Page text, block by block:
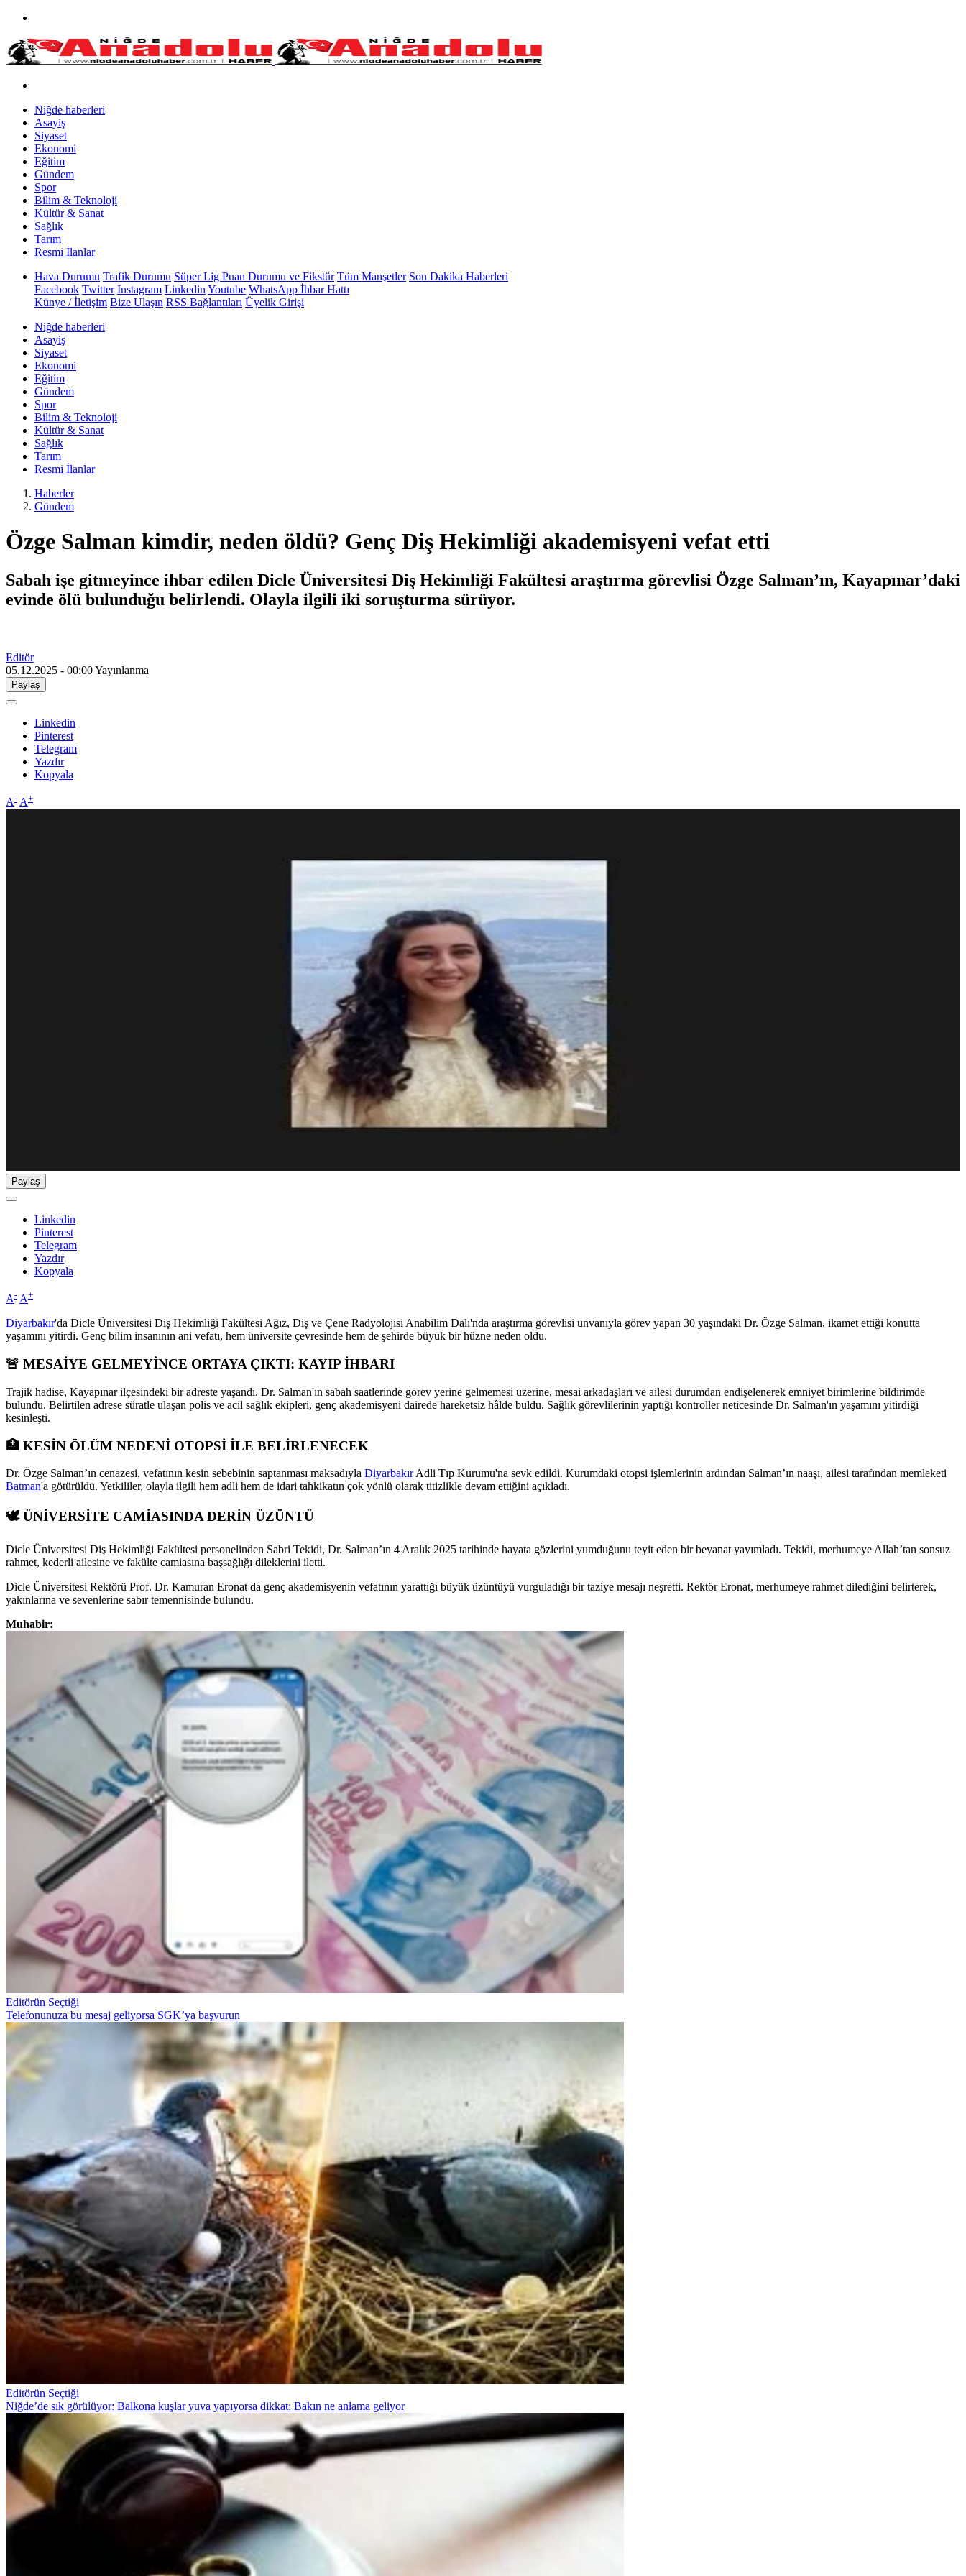
Niğde haberleri
Asayiş
Siyaset
Ekonomi
Eğitim
Gündem
Spor
Bilim & Teknoloji
Kültür & Sanat
Sağlık
Tarım
Resmi İlanlar
Hava Durumu Trafik Durumu Süper Lig Puan Durumu ve Fikstür Tüm Manşetler Son Dakika Haberleri
Facebook Twitter Instagram Linkedin Youtube WhatsApp İhbar Hattı
Künye / İletişim Bize Ulaşın RSS Bağlantıları Üyelik Girişi
Niğde haberleri
Asayiş
Siyaset
Ekonomi
Eğitim
Gündem
Spor
Bilim & Teknoloji
Kültür & Sanat
Sağlık
Tarım
Resmi İlanlar
Haberler
Gündem
Özge Salman kimdir, neden öldü? Genç Diş Hekimliği akademisyeni vefat etti
Sabah işe gitmeyince ihbar edilen Dicle Üniversitesi Diş Hekimliği Fakültesi araştırma görevlisi Özge Salman’ın, Kayapınar’daki
evinde ölü bulunduğu belirlendi. Olayla ilgili iki soruşturma sürüyor.
Editör
05.12.2025 - 00:00Yayınlanma
Paylaş
Linkedin
Pinterest
Telegram
Yazdır
Kopyala
A- A+
Paylaş
Linkedin
Pinterest
Telegram
Yazdır
Kopyala
A- A+
Diyarbakır'da Dicle Üniversitesi Diş Hekimliği Fakültesi Ağız, Diş ve Çene Radyolojisi Anabilim Dalı'nda araştırma görevlisi unvanıyla görev yapan 30 yaşındaki Dr. Özge Salman, ikamet ettiği konutta
yaşamını yitirdi. Genç bilim insanının ani vefatı, hem üniversite çevresinde hem de şehirde büyük bir hüzne neden oldu.
🚨 MESAİYE GELMEYİNCE ORTAYA ÇIKTI: KAYIP İHBARI
Trajik hadise, Kayapınar ilçesindeki bir adreste yaşandı. Dr. Salman'ın sabah saatlerinde görev yerine gelmemesi üzerine, mesai arkadaşları ve ailesi durumdan endişelenerek emniyet birimlerine bildirimde
bulundu. Belirtilen adrese süratle ulaşan polis ve acil sağlık ekipleri, genç akademisyeni dairede hareketsiz hâlde buldu. Sağlık görevlilerinin yaptığı kontroller neticesinde Dr. Salman'ın yaşamını yitirdiği
kesinleşti.
🏥 KESİN ÖLÜM NEDENİ OTOPSİ İLE BELİRLENECEK
Dr. Özge Salman’ın cenazesi, vefatının kesin sebebinin saptanması maksadıyla DiyarbakırAdli Tıp Kurumu'na sevk edildi. Kurumdaki otopsi işlemlerinin ardından Salman’ın naaşı, ailesi tarafından memleketi
Batman'a götürüldü. Yetkililer, olayla ilgili hem adli hem de idari tahkikatın çok yönlü olarak titizlikle devam ettiğini açıkladı.
🕊️ ÜNİVERSİTE CAMİASINDA DERİN ÜZÜNTÜ
Dicle Üniversitesi Diş Hekimliği Fakültesi personelinden Sabri Tekidi, Dr. Salman’ın 4 Aralık 2025 tarihinde hayata gözlerini yumduğunu teyit eden bir beyanat yayımladı. Tekidi, merhumeye Allah’tan sonsuz
rahmet, kederli ailesine ve fakülte camiasına başsağlığı dileklerini iletti.
Dicle Üniversitesi Rektörü Prof. Dr. Kamuran Eronat da genç akademisyenin vefatının yarattığı büyük üzüntüyü vurguladığı bir taziye mesajı neşretti. Rektör Eronat, merhumeye rahmet dilediğini belirterek,
yakınlarına ve sevenlerine sabır temennisinde bulundu.
Muhabir:
Editörün Seçtiği
Telefonunuza bu mesaj geliyorsa SGK’ya başvurun
Editörün Seçtiği
Niğde’de sık görülüyor: Balkona kuşlar yuva yapıyorsa dikkat: Bakın ne anlama geliyor